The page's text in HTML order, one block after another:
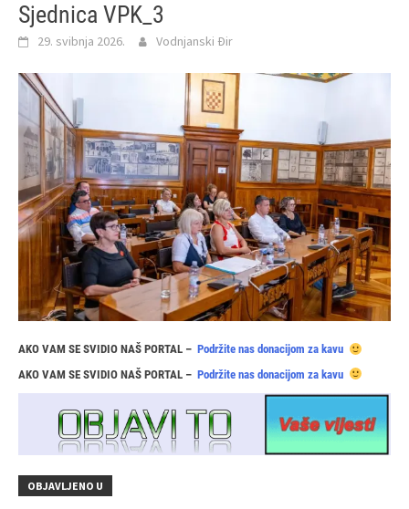
Sjednica VPK_3
29. svibnja 2026. Vodnjanski Đir
AKO VAM SE SVIDIO NAŠ PORTAL – Podržite nas donacijom za kavu
AKO VAM SE SVIDIO NAŠ PORTAL – Podržite nas donacijom za kavu
OBJAVLJENO U